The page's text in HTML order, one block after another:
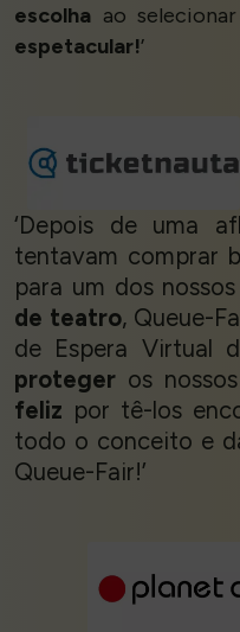
escolha ao
espetacular!’
‘Depois de uma
tentavam comprar
para um dos nossos
de teatro, Queue-
de Espera Virtual
proteger os
feliz por tê-los
todo o conceito e
Queue-Fair!’